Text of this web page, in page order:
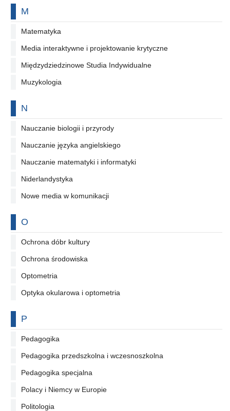
Na literę
M
Matematyka
Media interaktywne i projektowanie krytyczne
Międzydziedzinowe Studia Indywidualne
Muzykologia
Na literę
N
Nauczanie biologii i przyrody
Nauczanie języka angielskiego
Nauczanie matematyki i informatyki
Niderlandystyka
Nowe media w komunikacji
Na literę
O
Ochrona dóbr kultury
Ochrona środowiska
Optometria
Optyka okularowa i optometria
Na literę
P
Pedagogika
Pedagogika przedszkolna i wczesnoszkolna
Pedagogika specjalna
Polacy i Niemcy w Europie
Politologia